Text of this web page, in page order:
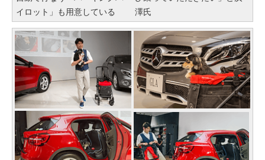
イロット」も用意している
澤氏